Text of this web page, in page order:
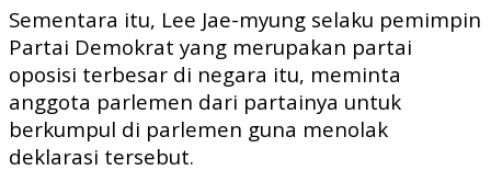
Sementara itu, Lee Jae-myung selaku pemimpin
Partai Demokrat yang merupakan partai
oposisi terbesar di negara itu, meminta
anggota parlemen dari partainya untuk
berkumpul di parlemen guna menolak
deklarasi tersebut.